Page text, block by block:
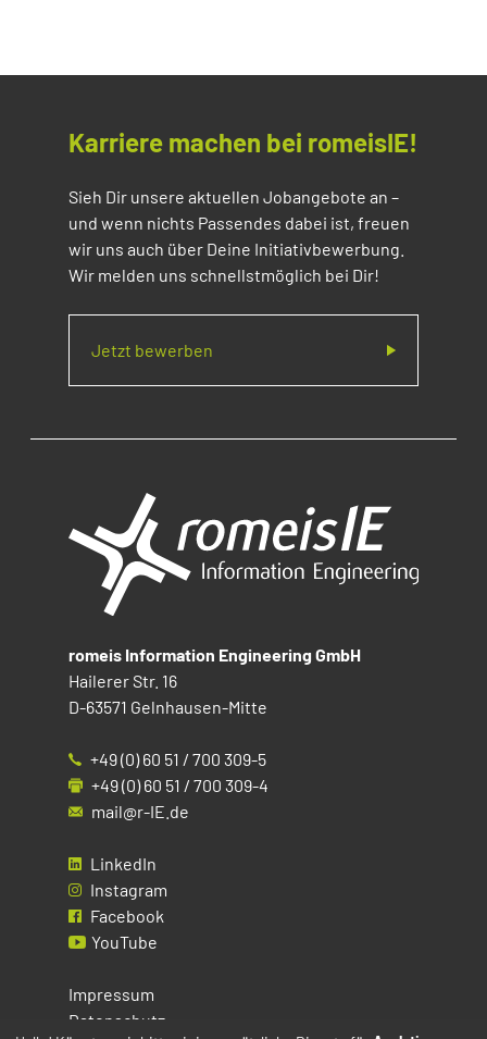
Karriere machen bei romeisIE!
Sieh Dir unsere aktuellen Jobangebote an –
und wenn nichts Passendes dabei ist, freuen
wir uns auch über Deine Initiativbewerbung.
Wir melden uns schnellstmöglich bei Dir!
Jetzt bewerben
romeis Information Engineering GmbH
Hailerer Str. 16
D-63571 Gelnhausen-Mitte
+49 (0) 60 51 / 700 309-5
+49 (0) 60 51 / 700 309-4
mail@r-IE.de
LinkedIn
Instagram
Facebook
YouTube
Impressum
Datenschutz